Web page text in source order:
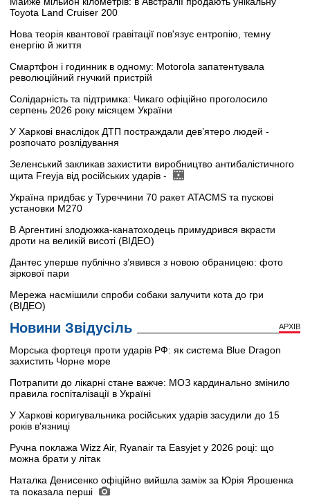
Toyota Land Cruiser 200
Нова теорія квантової гравітації пов'язує ентропію, темну
енергію й життя
Смартфон і годинник в одному: Motorola запатентувала
революційний гнучкий пристрій
Солідарність та підтримка: Чикаго офіційно проголосило
серпень 2026 року місяцем України
У Харкові внаслідок ДТП постраждали дев’ятеро людей -
розпочато розлідування
Зеленський закликав захистити виробництво антибалістичного
щита Freyja від російських ударів -
Україна придбає у Туреччини 70 ракет ATACMS та пускові
установки M270
В Аргентині злодюжка-канатоходець примудрився вкрасти
дроти на великій висоті (ВІДЕО)
Дантес уперше публічно з’явився з новою обраницею: фото
зіркової пари
Мережа насмішили спроби собаки залучити кота до гри
(ВІДЕО)
Новини Звідусіль АРХІВ
Морська фортеця проти ударів РФ: як система Blue Dragon
захистить Чорне море
Потрапити до лікарні стане важче: МОЗ кардинально змінило
правила госпіталізації в Україні
У Харкові коригувальника російських ударів засудили до 15
років в'язниці
Ручна поклажа Wizz Air, Ryanair та Easyjet у 2026 році: що
можна брати у літак
Наталка Денисенко офіційно вийшла заміж за Юрія Ярошенка
та показала перші